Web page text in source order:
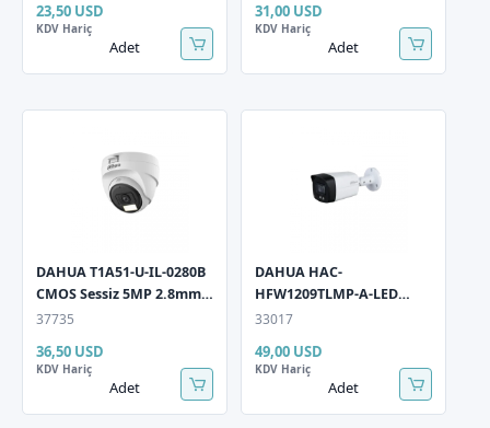
Kamerası
23,50 USD
KDV Hariç
Adet
31,00 USD
KDV Hariç
Adet
DAHUA T1A51-U-IL-0280B
CMOS Sessiz 5MP 2.8mm
Dome HD-CVI Güvenlik
37735
36,50 USD
KDV Hariç
Adet
DAHUA HAC-
HFW1209TLMP-A-LED
1/2.8" CMOS 2 MP (1080P)
Bullet HD-CVI Güvenlik
Kamerası
33017
49,00 USD
KDV Hariç
Adet